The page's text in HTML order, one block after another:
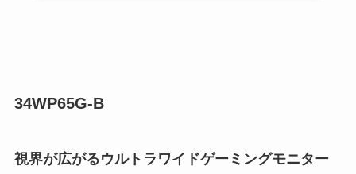
34WP65G-B
視界が広がるウルトラワイドゲーミングモニター